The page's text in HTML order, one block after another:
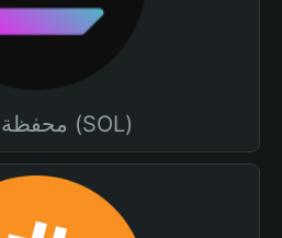
محفظة سولانا (SOL)